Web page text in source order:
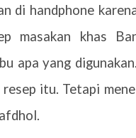
di handphone
masakan khas
apa yang
itu. Tetapi